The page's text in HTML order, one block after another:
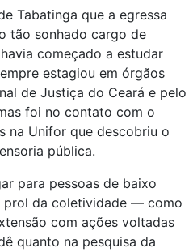
Tabatinga que a egressa
tão sonhado cargo de
começado a estudar
estagiou em órgãos
de Justiça do Ceará e pelo
foi no contato com o
na Unifor que descobriu o
pública.
para pessoas de baixo
prol da coletividade — como
com ações voltadas
quanto na pesquisa da